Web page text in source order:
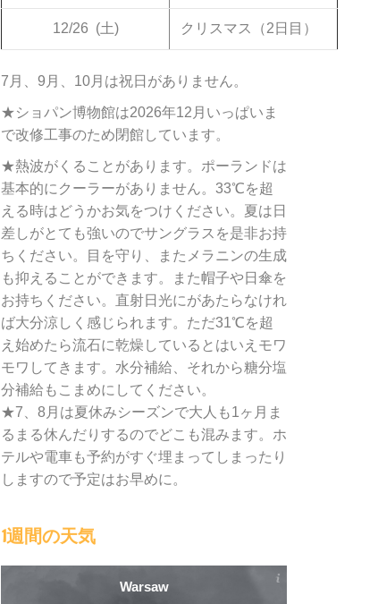
12/26 (土) クリスマス（2日目）
7月、9月、10月は祝日がありません。
★ショパン博物館は2026年12月いっぱいま
で改修工事のため閉館しています。
★熱波がくることがあります。ポーランドは
基本的にクーラーがありません。33℃を超
える時はどうかお気をつけください。夏は日
差しがとても強いのでサングラスを是非お持
ちください。目を守り、またメラニンの生成
も抑えることができます。また帽子や日傘を
お持ちください。直射日光にがあたらなけれ
ば大分涼しく感じられます。ただ31℃を超
え始めたら流石に乾燥しているとはいえモワ
モワしてきます。水分補給、それから糖分塩
分補給もこまめにしてください。
★7、8月は夏休みシーズンで大人も1ヶ月ま
るまる休んだりするのでどこも混みます。ホ
テルや電車も予約がすぐ埋まってしまったり
しますので予定はお早めに。
1週間の天気
Warsaw